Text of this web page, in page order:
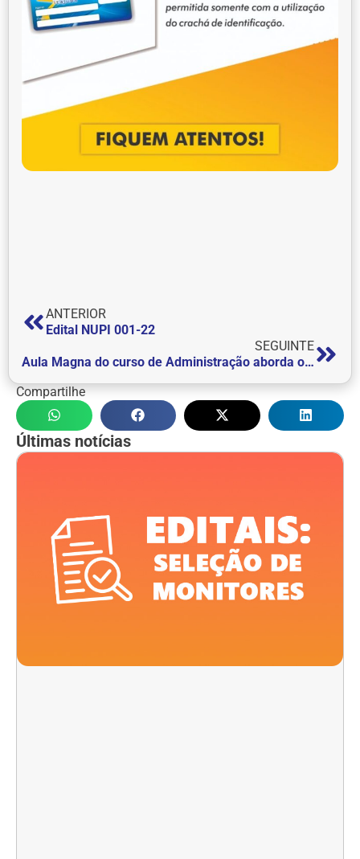
ANTERIOR
Edital NUPI 001-22
SEGUINTE
Aula Magna do curso de Administração aborda o conceito: mundo VUCA
Compartilhe
Últimas notícias